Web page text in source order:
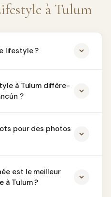
à Tulum
lifestyle ?
à Tulum diffère-
?
pour des photos
est le meilleur
à Tulum ?